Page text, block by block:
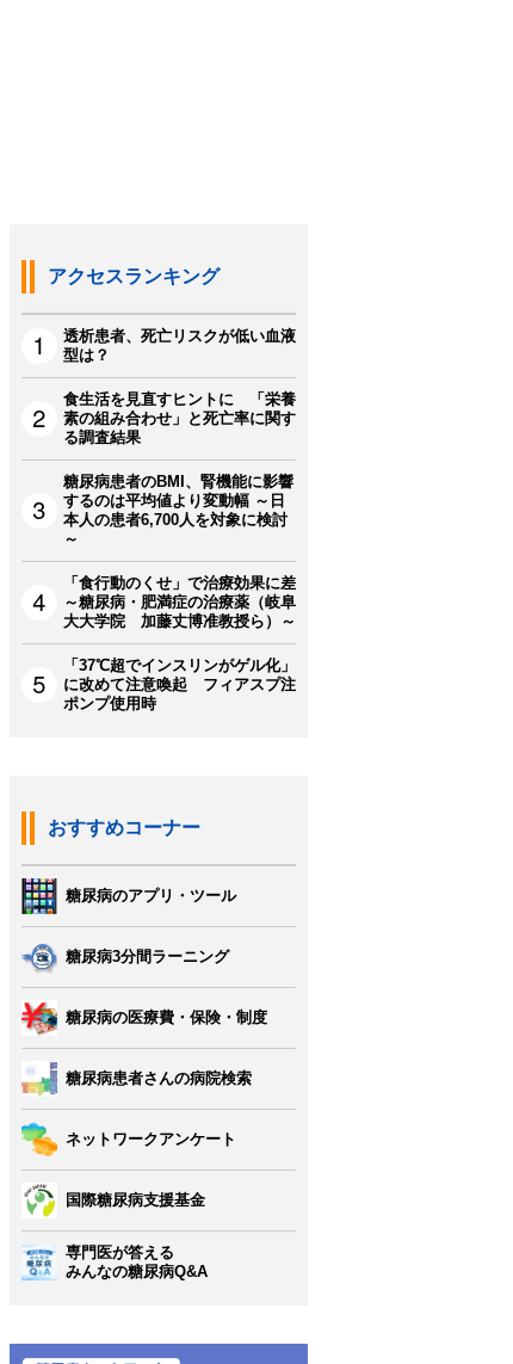
アクセスランキング
透析患者、死亡リスクが低い血液
型は？
食生活を見直すヒントに 「栄養
素の組み合わせ」と死亡率に関す
る調査結果
糖尿病患者のBMI、腎機能に影響
するのは平均値より変動幅 ～日
本人の患者6,700人を対象に検討
～
「食行動のくせ」で治療効果に差
～糖尿病・肥満症の治療薬（岐阜
大大学院 加藤丈博准教授ら）～
「37℃超でインスリンがゲル化」
に改めて注意喚起 フィアスプ注
ポンプ使用時
おすすめコーナー
糖尿病のアプリ・ツール
糖尿病3分間ラーニング
糖尿病の医療費・保険・制度
糖尿病患者さんの病院検索
ネットワークアンケート
国際糖尿病支援基金
専門医が答える
みんなの糖尿病Q&A